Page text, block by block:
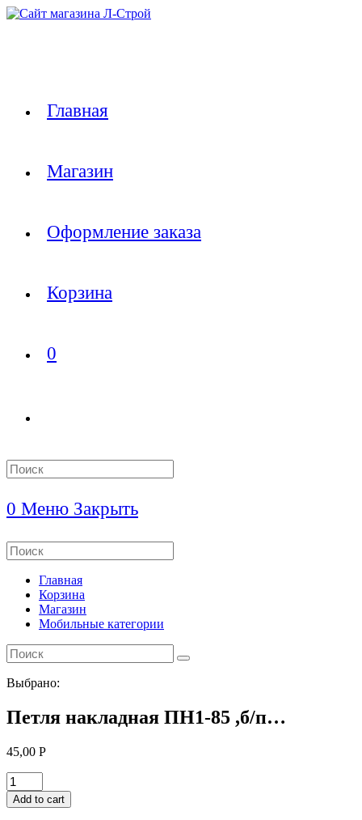
Перейти
Главная
Магазин
Оформление заказа
Корзина
0
Search
this
0 Меню Закрыть
Search
this
websiteГлавная
Корзина
Магазин
Мобильные категории
Выбрано:
Петля накладная ПН1-85 ,б/п…
45,00 Р
Петля
накладная
ПН1-
Add to cart